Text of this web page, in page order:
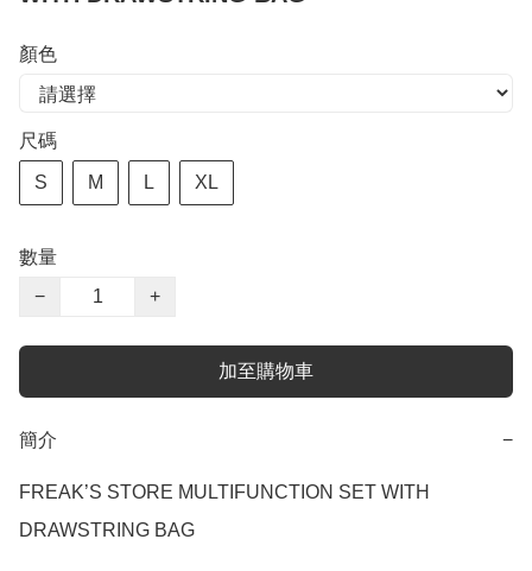
顏色
尺碼
S M L XL
數量
−
+
加至購物車
簡介 −
FREAK’S STORE MULTIFUNCTION SET WITH
DRAWSTRING BAG